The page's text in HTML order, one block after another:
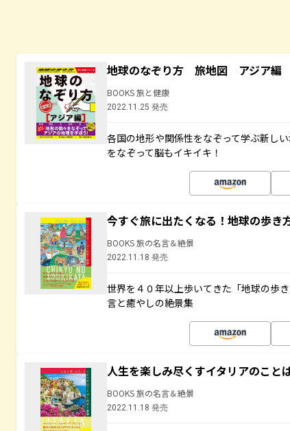
地球のなぞり方 旅地図 アジア編
BOOKS 旅と健康
2022.11.25 発売
各国の地形や関係性をなぞって学ぶ新し
をなぞって脳もイキイキ！
今すぐ旅に出たくなる！地球の歩き
BOOKS 旅の名言＆絶景
2022.11.18 発売
世界を４０年以上歩いてきた「地球の歩
言と癒やしの絶景集
人生を楽しみ尽くすイタリアのこと
BOOKS 旅の名言＆絶景
2022.11.18 発売